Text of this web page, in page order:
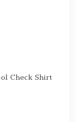
Check Shirt